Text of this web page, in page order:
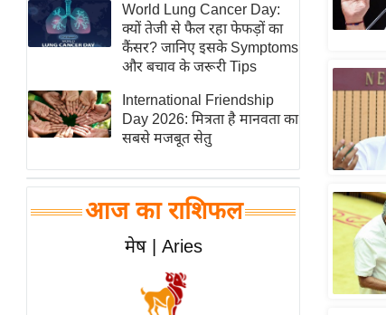
ई-पेपर
मिसाल बेमिसाल
यंग इंडिया
साहित्य जगत
न्यूज ब्रीफ
मनोरंजन जगत
बॉलीवुड
फिल्म समीक्षा
World Lung Cancer Day:
क्यों तेजी से फैल रहा फेफड़ों का
कैंसर? जानिए इसके Symptoms
और बचाव के जरूरी Tips
International Friendship
Day 2026: मित्रता है मानवता का
सबसे मजबूत सेतु
आज का राशिफल
मेष | Aries